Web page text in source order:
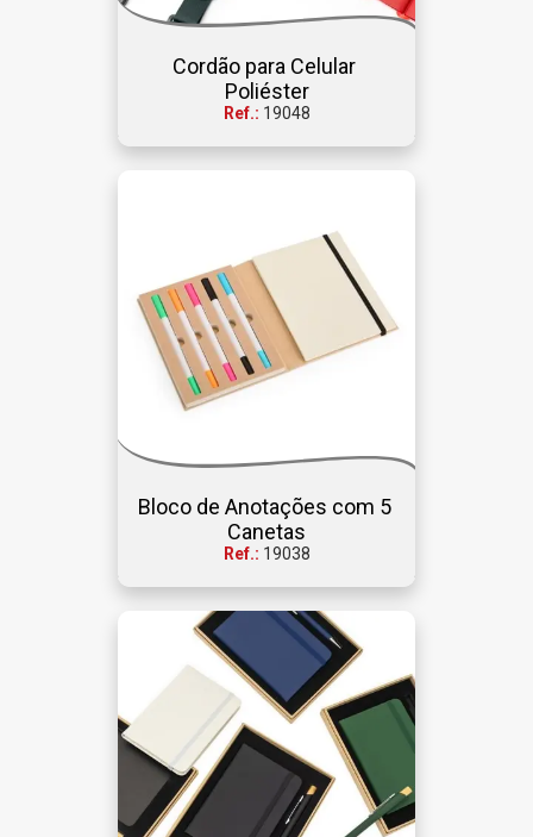
Cordão para Celular
Poliéster
Ref.: 19048
Bloco de Anotações com 5
Canetas
Ref.: 19038